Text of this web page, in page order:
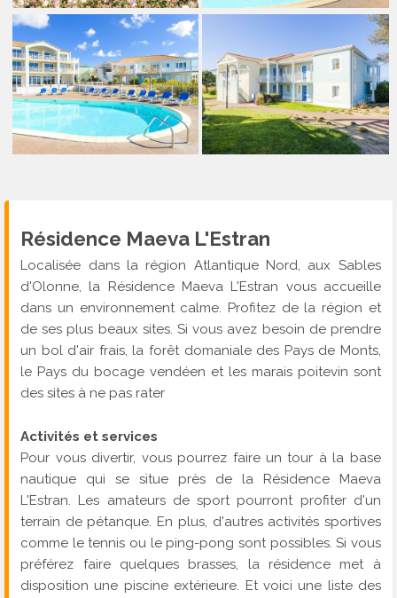
Résidence Maeva L'Estran
Localisée dans la région Atlantique Nord, aux Sables
d'Olonne, la Résidence Maeva L'Estran vous accueille
dans un environnement calme. Profitez de la région et
de ses plus beaux sites. Si vous avez besoin de prendre
un bol d'air frais, la forêt domaniale des Pays de Monts,
le Pays du bocage vendéen et les marais poitevin sont
des sites à ne pas rater
Activités et services
Pour vous divertir, vous pourrez faire un tour à la base
nautique qui se situe près de la Résidence Maeva
L'Estran. Les amateurs de sport pourront profiter d'un
terrain de pétanque. En plus, d'autres activités sportives
comme le tennis ou le ping-pong sont possibles. Si vous
préférez faire quelques brasses, la résidence met à
disposition une piscine extérieure. Et voici une liste des